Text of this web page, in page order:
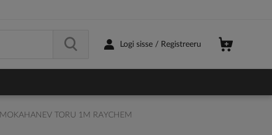
Logi sisse / Registreeru
TORU 1M RAYCHEM